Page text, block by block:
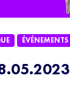
ÉVÉNEMENTS